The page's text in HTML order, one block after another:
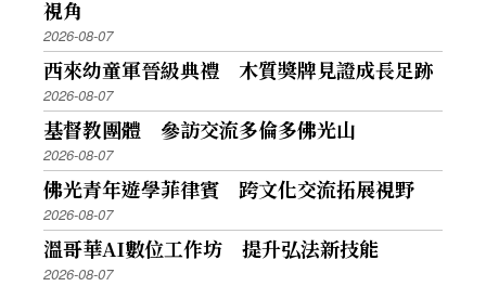
視角
2026-08-07
西來幼童軍晉級典禮 木質獎牌見證成長足跡
2026-08-07
基督教團體 參訪交流多倫多佛光山
2026-08-07
佛光青年遊學菲律賓 跨文化交流拓展視野
2026-08-07
溫哥華AI數位工作坊 提升弘法新技能
2026-08-07